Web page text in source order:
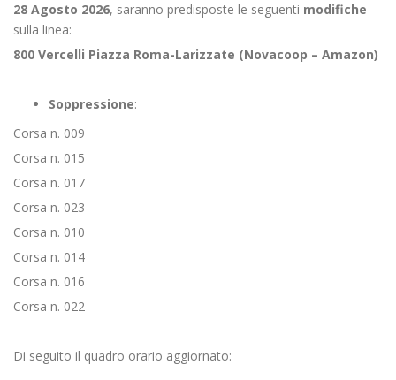
28 Agosto 2026, saranno predisposte le seguenti modifiche
sulla linea:
800 Vercelli Piazza Roma-Larizzate (Novacoop – Amazon)
Soppressione:
Corsa n. 009
Corsa n. 015
Corsa n. 017
Corsa n. 023
Corsa n. 010
Corsa n. 014
Corsa n. 016
Corsa n. 022
Di seguito il quadro orario aggiornato: